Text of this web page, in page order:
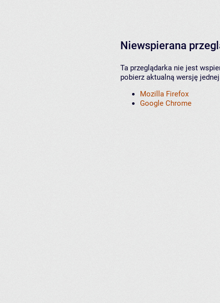
Niewspierana
Ta przeglądarka nie jest
pobierz aktualną wersję
Mozilla Firefox
Google Chrome